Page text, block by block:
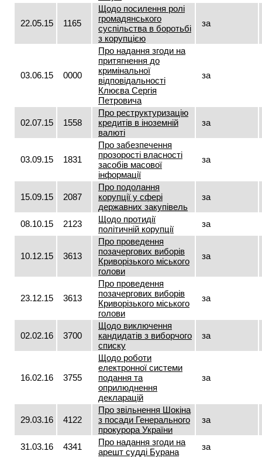
22.05.15 1165
Щодо посилення ролі
громадянського
суспільства в боротьбі
з корупцією
за
03.06.15 0000
Про надання згоди на
притягнення до
кримінальної
відповідальності
Клюєва Сергія
Петровича
за
02.07.15 1558
Про реструктуризацію
кредитів в іноземній
валюті
за
03.09.15 1831
Про забезпечення
прозорості власності
засобів масової
інформації
за
15.09.15 2087
Про подолання
корупції у сфері
державних закупівель
за
08.10.15 2123
Щодо протидії
політичній корупції
за
10.12.15 3613
Про проведення
позачергових виборів
Криворізького міського
голови
за
23.12.15 3613
Про проведення
позачергових виборів
Криворізького міського
голови
за
02.02.16 3700
Щодо виключення
кандидатів з виборчого
списку
за
16.02.16 3755
Щодо роботи
електронної системи
подання та
оприлюднення
декларацій
за
29.03.16 4122
Про звільнення Шокіна
з посади Генерального
прокурора України
за
31.03.16 4341
Про надання згоди на
арешт судді Бурана
за